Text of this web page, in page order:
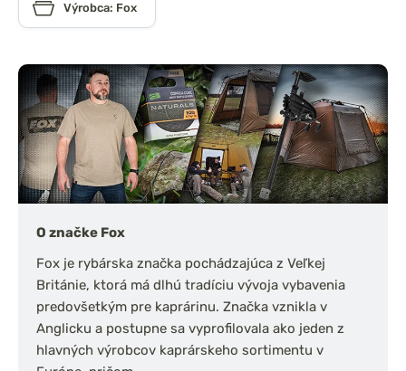
Výrobca: Fox
O značke Fox
Fox je rybárska značka pochádzajúca z Veľkej
Británie, ktorá má dlhú tradíciu vývoja vybavenia
predovšetkým pre kaprárinu. Značka vznikla v
Anglicku a postupne sa vyprofilovala ako jeden z
hlavných výrobcov kaprárskeho sortimentu v